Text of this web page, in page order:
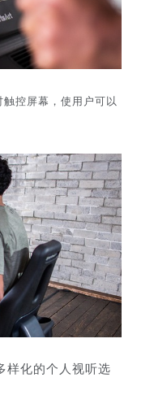
控屏幕，使用户可以
样化的个人视听选